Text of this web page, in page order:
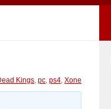
Kings, pc, ps4, Xone